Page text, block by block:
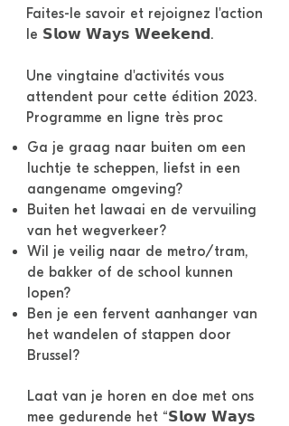
Faites-le savoir et rejoignez l'action
le 𝗦𝗹𝗼𝘄 𝗪𝗮𝘆𝘀 𝗪𝗲𝗲𝗸𝗲𝗻𝗱.
Une vingtaine d'activités vous
attendent pour cette édition 2023.
Programme en ligne très proc
Ga je graag naar buiten om een
luchtje te scheppen, liefst in een
aangename omgeving?
Buiten het lawaai en de vervuiling
van het wegverkeer?
Wil je veilig naar de metro/tram,
de bakker of de school kunnen
lopen?
Ben je een fervent aanhanger van
het wandelen of stappen door
Brussel?
Laat van je horen en doe met ons
mee gedurende het “𝗦𝗹𝗼𝘄 𝗪𝗮𝘆𝘀